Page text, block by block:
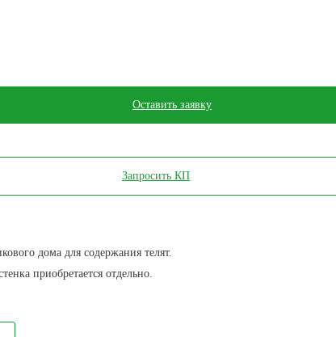
Оставить заявку
Запросить КП
дома для содержания телят.
приобретается отдельно.